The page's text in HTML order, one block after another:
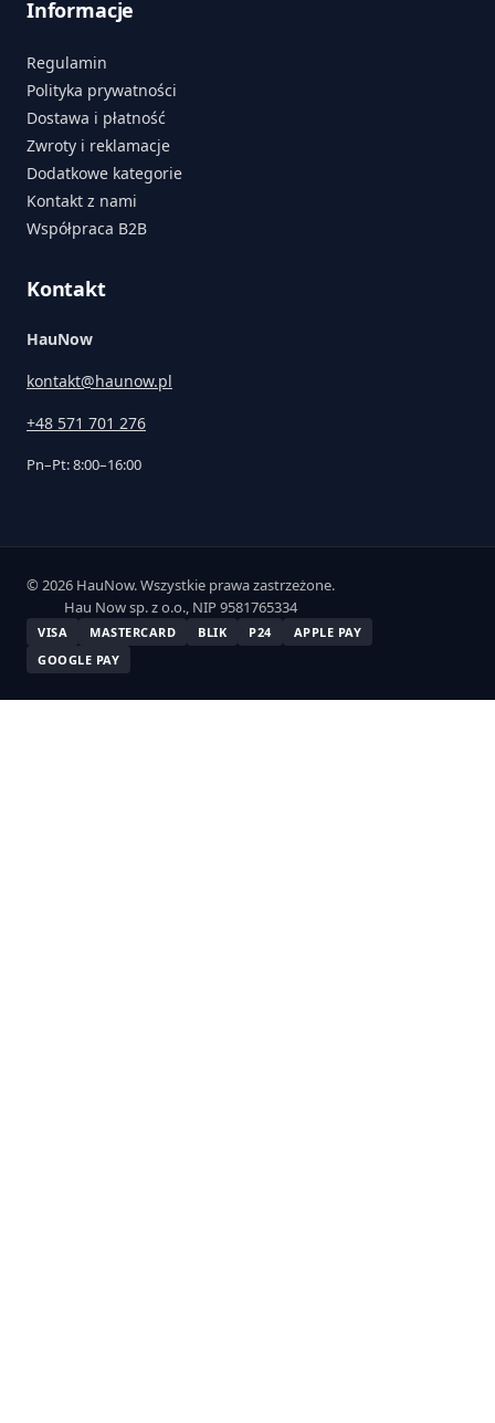
Informacje
Regulamin
Polityka prywatności
Dostawa i płatność
Zwroty i reklamacje
Dodatkowe kategorie
Kontakt z nami
Współpraca B2B
Kontakt
HauNow
kontakt@haunow.pl
+48 571 701 276
Pn–Pt: 8:00–16:00
© 2026 HauNow. Wszystkie prawa zastrzeżone.
Hau Now sp. z o.o., NIP 9581765334
VISA MASTERCARD BLIK P24
APPLE PAY
GOOGLE PAY